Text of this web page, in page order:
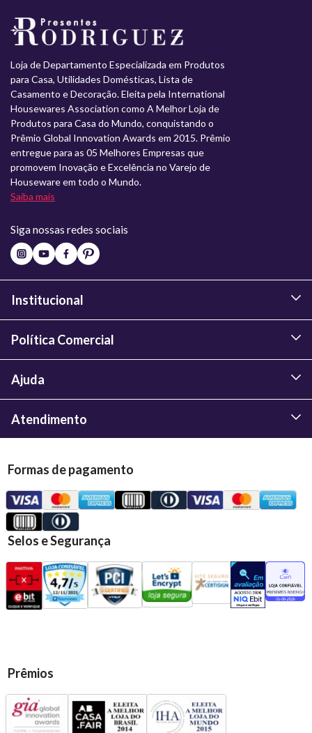
Loja de Departamento Especializada em Produtos
para Casa, Utilidades Domésticas, Lista de
Casamento e Decoração. Eleita pela International
Housewares Association como A Melhor Loja de
Produtos para Casa do Mundo, conquistando o
Prêmio Global Innovation Awards em 2015. Prêmio
entregue para as 05 Melhores Empresas que
promovem Inovação e Excelência no Varejo de
Houseware em todo o Mundo.
Saiba mais
Siga nossas redes sociais
Institucional
Política Comercial
Ajuda
Atendimento
Formas de pagamento
Selos e Segurança
Prêmios